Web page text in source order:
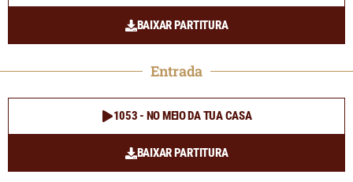
BAIXAR PARTITURA
Entrada
1053 - NO MEIO DA TUA CASA
BAIXAR PARTITURA